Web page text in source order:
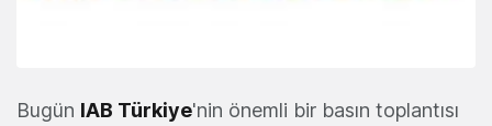
Bugün IAB Türkiye'nin önemli bir basın toplantısı